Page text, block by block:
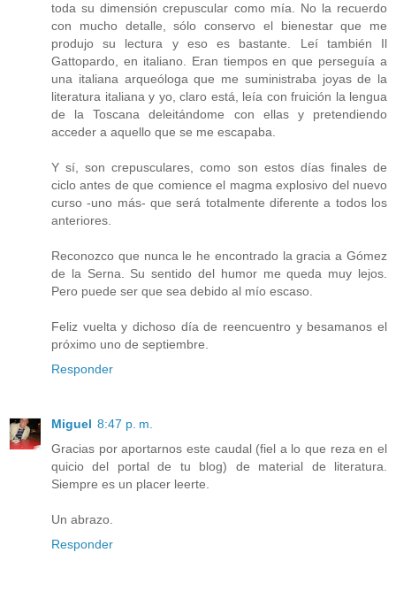
toda su dimensión crepuscular como mía. No la recuerdo
con mucho detalle, sólo conservo el bienestar que me
produjo su lectura y eso es bastante. Leí también Il
Gattopardo, en italiano. Eran tiempos en que perseguía a
una italiana arqueóloga que me suministraba joyas de la
literatura italiana y yo, claro está, leía con fruición la lengua
de la Toscana deleitándome con ellas y pretendiendo
acceder a aquello que se me escapaba.
Y sí, son crepusculares, como son estos días finales de
ciclo antes de que comience el magma explosivo del nuevo
curso -uno más- que será totalmente diferente a todos los
anteriores.
Reconozco que nunca le he encontrado la gracia a Gómez
de la Serna. Su sentido del humor me queda muy lejos.
Pero puede ser que sea debido al mío escaso.
Feliz vuelta y dichoso día de reencuentro y besamanos el
próximo uno de septiembre.
Responder
Miguel 8:47 p. m.
Gracias por aportarnos este caudal (fiel a lo que reza en el
quicio del portal de tu blog) de material de literatura.
Siempre es un placer leerte.
Un abrazo.
Responder